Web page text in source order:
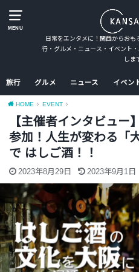
MENU
日常をエンタメに！関西からお
行・グルメ・ニュース・イベント
しま
旅行 グルメ ニュース イベン
HOME EVENT
【主催者インタビュー
参加！人生が変わる「
で はしご酒！！
2023年8月29日 2023年9月1日